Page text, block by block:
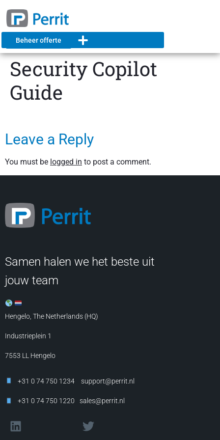
Beheer offerte
Security Copilot
Guide
Leave a Reply
You must be logged in to post a comment.
Samen halen we het beste uit
jouw team
Hengelo, The Netherlands (HQ)
Industrieplein 1
7553 LL Hengelo
+31 0 74 750 1234 support@perrit.nl
+31 0 74 750 1220 sales@perrit.nl